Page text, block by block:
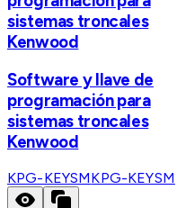
sistemas troncales
Kenwood
Software y llave de
programación para
sistemas troncales
Kenwood
KPG-KEYSMKPG-KEYSM